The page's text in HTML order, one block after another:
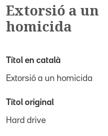
Extorsió a un
homicida
Títol en català
Extorsió a un homicida
Títol original
Hard drive